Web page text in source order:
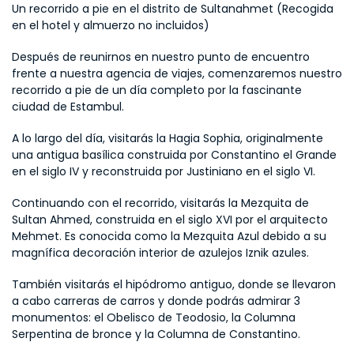
Un recorrido a pie en el distrito de Sultanahmet (Recogida
en el hotel y almuerzo no incluidos)
Después de reunirnos en nuestro punto de encuentro
frente a nuestra agencia de viajes, comenzaremos nuestro
recorrido a pie de un día completo por la fascinante
ciudad de Estambul.
A lo largo del día, visitarás la Hagia Sophia, originalmente
una antigua basílica construida por Constantino el Grande
en el siglo IV y reconstruida por Justiniano en el siglo VI.
Continuando con el recorrido, visitarás la Mezquita de
Sultan Ahmed, construida en el siglo XVI por el arquitecto
Mehmet. Es conocida como la Mezquita Azul debido a su
magnífica decoración interior de azulejos Iznik azules.
También visitarás el hipódromo antiguo, donde se llevaron
a cabo carreras de carros y donde podrás admirar 3
monumentos: el Obelisco de Teodosio, la Columna
Serpentina de bronce y la Columna de Constantino.